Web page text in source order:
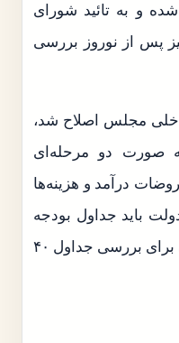
۱۴۰۳ تصویب شده و به تائید شورای
پس از نوروز بررسی
داخلی مجلس اصلاح شد،
صورت دو مرحله‌ای
درآمد و هزینه‌ها
باید جداول بودجه
را به مجلس ارسال کند و نمایندگان برای بررسی جداول ۴۰